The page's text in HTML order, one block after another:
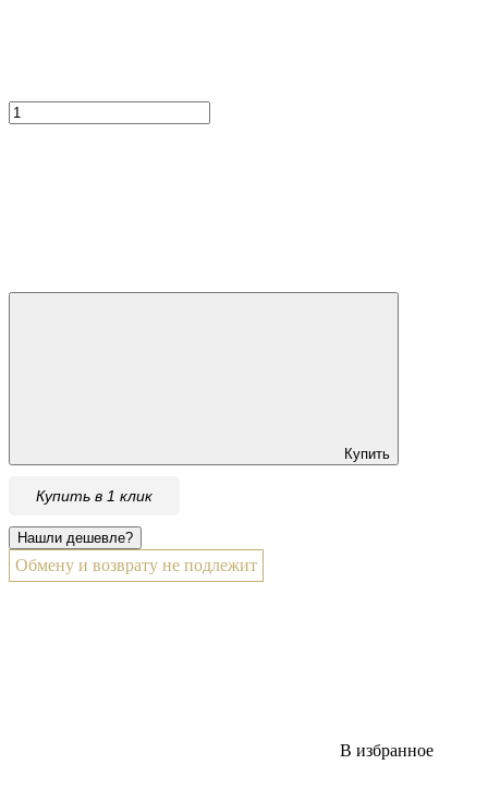
Купить
Купить в 1 клик
Обмену и возврату не подлежит
В избранное